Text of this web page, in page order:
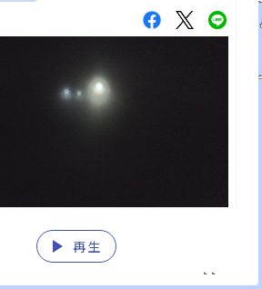
play_arrow 再生
fast_forward